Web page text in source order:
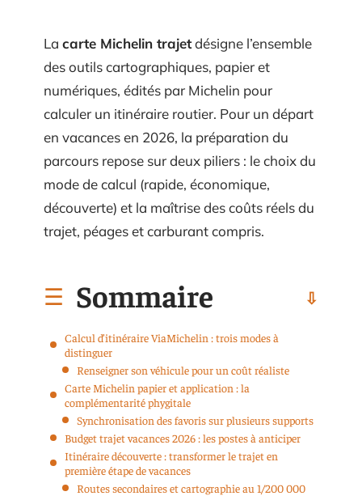
La carte Michelin trajetdésigne l’ensemble
des outils cartographiques, papier et
numériques, édités par Michelin pour
calculer un itinéraire routier. Pour un départ
en vacances en 2026, la préparation du
parcours repose sur deux piliers : le choix du
mode de calcul (rapide, économique,
découverte) et la maîtrise des coûts réels du
trajet, péages et carburant compris.
Sommaire
Calcul d’itinéraire ViaMichelin : trois modes à
distinguer
Renseigner son véhicule pour un coût réaliste
Carte Michelin papier et application : la
complémentarité phygitale
Synchronisation des favoris sur plusieurs supports
Budget trajet vacances 2026 : les postes à anticiper
Itinéraire découverte : transformer le trajet en
première étape de vacances
Routes secondaires et cartographie au 1/200 000